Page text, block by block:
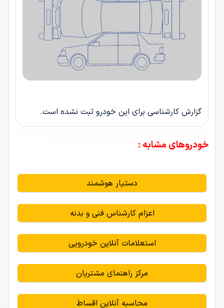
گزارش کارشناسی برای این خودرو ثبت نشده است.
خودروهای مشابه :
دستیار هوشمند
اعزام کارشناس فنی و بدنه
استعلامات آنلاین خودرویی
مرکز راهنمای مشتریان
محاسبه آنلاین اقساط